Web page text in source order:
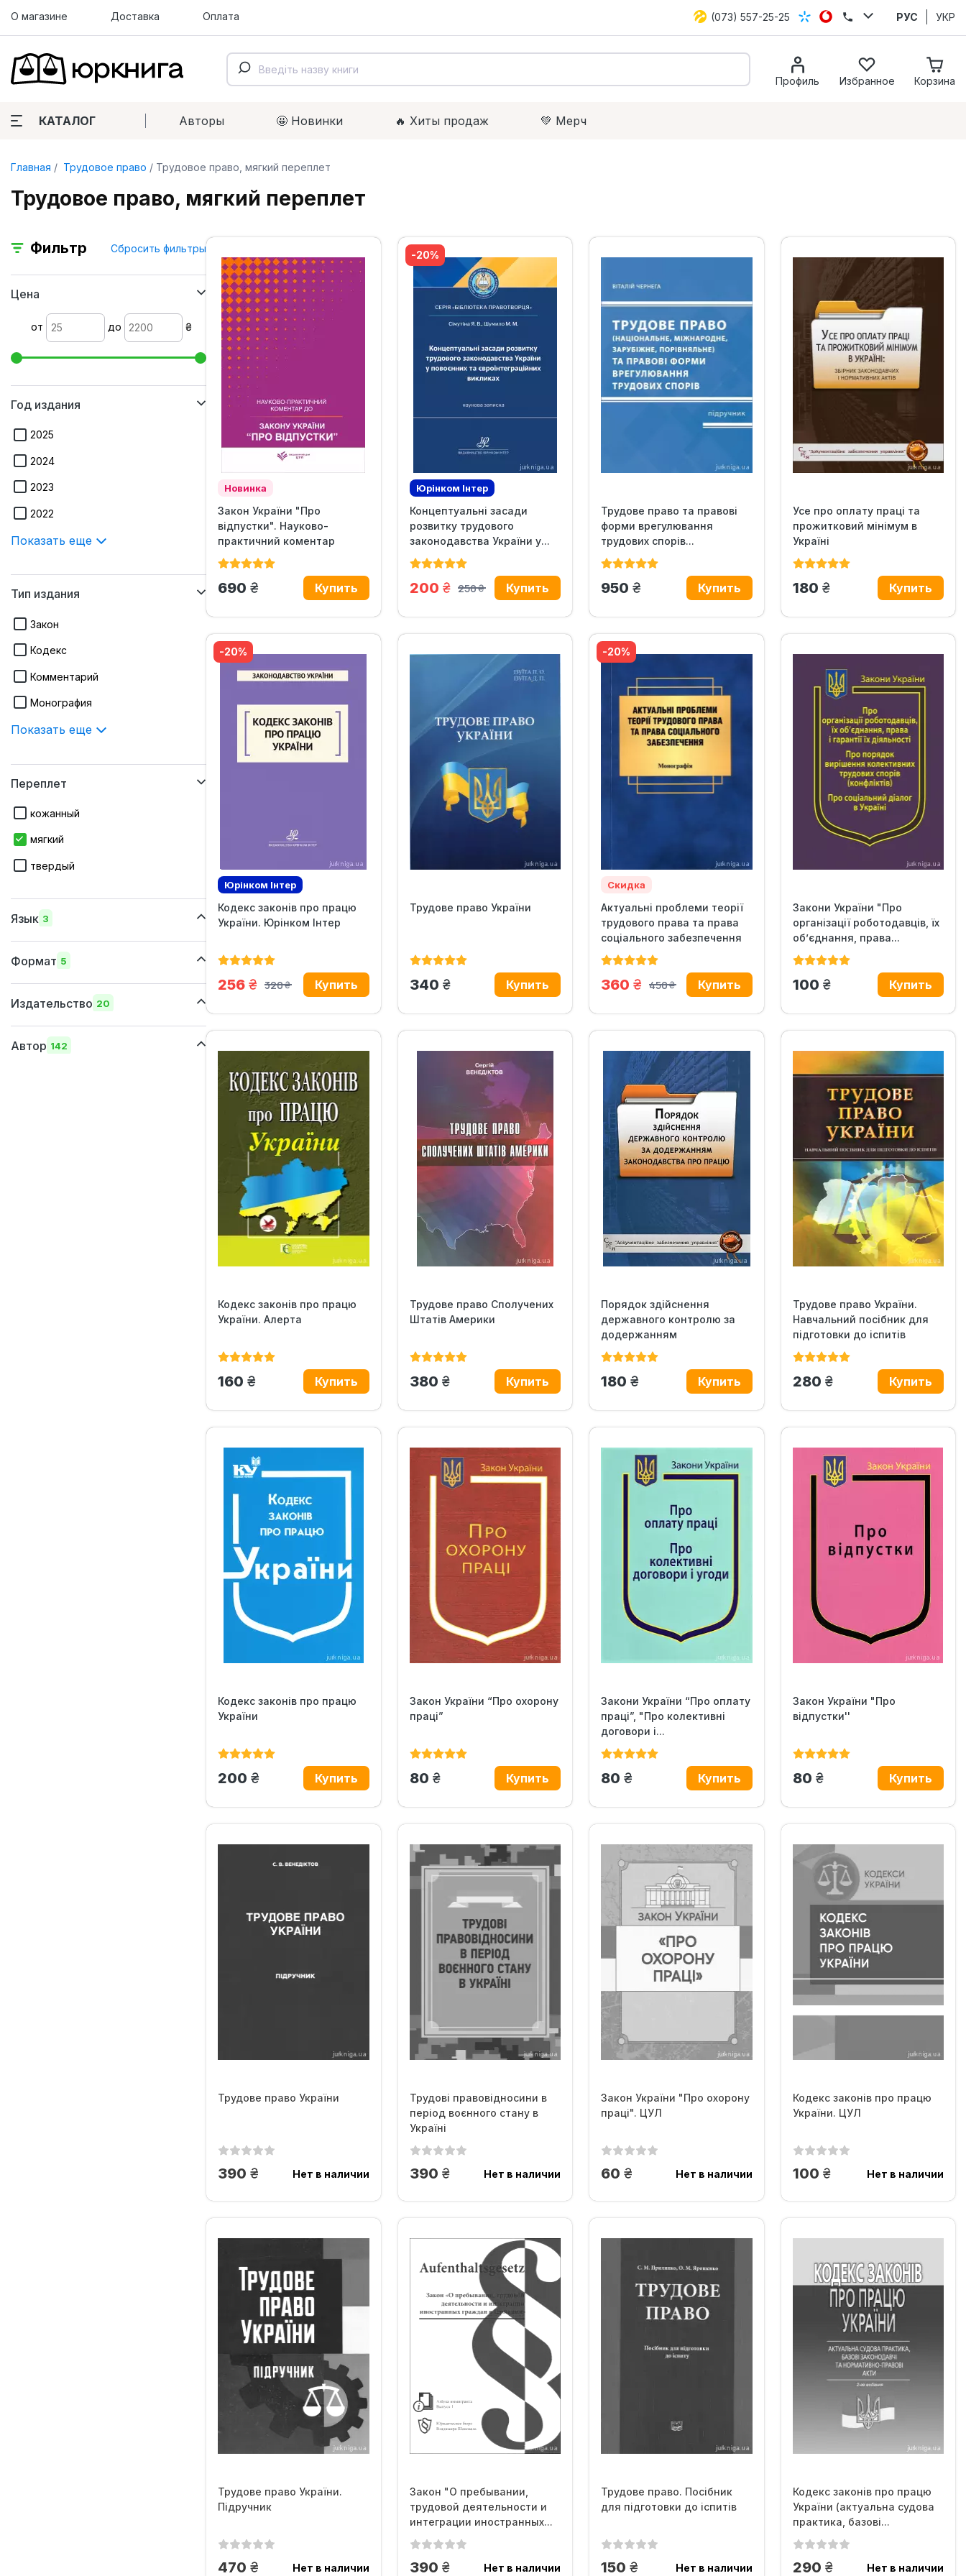
О магазине Доставка Оплата (073) 557-25-25 РУС УКР
Профиль Избранное Корзина
КАТАЛОГ Авторы 🤩 Новинки 🔥 Xиты продаж 💚 Мерч
Главная Трудовое право Трудовое право, мягкий переплет
Трудовое право, мягкий переплет
Фильтр Сбросить фильтры
Цена
от до ₴
Год издания
2025
2024
2023
2022
Показать еще
Тип издания
Закон
Кодекс
Комментарий
Монография
Показать еще
Переплет
кожанный
мягкий
твердый
Язык 3
украинский
английский
Формат 5
145х215 мм
Издательство 20
Автор 142
Новинка
Закон України "Про
відпустки". Науково-
практичний коментар
690 грн.
Юрінком Iнтер
Эксклюзив Новинка
Концептуальні засади
розвитку трудового
законодавства України у...
-20%
250
грн.
200 грн.
Трудове право та правові
форми врегулювання
трудових спорів...
950 грн.
Усе про оплату праці та
прожитковий мінімум в
Україні
180 грн.
Юрінком Iнтер
Кодекс законів про працю
України. Юрінком Інтер
-20%
320
грн.
256 грн.
Трудове право України
340 грн.
Скидка
Актуальні проблеми теорії
трудового права та права
соціального забезпечення
-20%
450
грн.
360 грн.
Закони України "Про
організації роботодавців, їх
об’єднання, права...
100 грн.
Кодекс законів про працю
України. Алерта
160 грн.
Трудове право Сполучених
Штатів Америки
380 грн.
Порядок здійснення
державного контролю за
додержанням
законодавства про...
180 грн.
Трудове право України.
Навчальний посібник для
підготовки до іспитів
280 грн.
Кодекс законів про працю
України
200 грн.
Закон України “Про охорону
праці”
80 грн.
Закони України “Про оплату
праці”, "Про колективні
договори і...
80 грн.
Закон України "Про
відпустки''
80 грн.
Трудове право України
390 грн. Нет в наличии
Трудові правовідносини в
період воєнного стану в
Україні
390 грн. Нет в наличии
Закон України "Про охорону
праці". ЦУЛ
60 грн. Нет в наличии
Кодекс законів про працю
України. ЦУЛ
100 грн. Нет в наличии
Трудове право України.
Підручник
470 грн. Нет в наличии
Закон "О пребывании,
трудовой деятельности и
интеграции иностранных...
390 грн. Нет в наличии
Трудове право. Посібник
для підготовки до іспитів
150 грн. Нет в наличии
Кодекс законів про працю
України (актуальна судова
практика, базові...
290 грн. Нет в наличии